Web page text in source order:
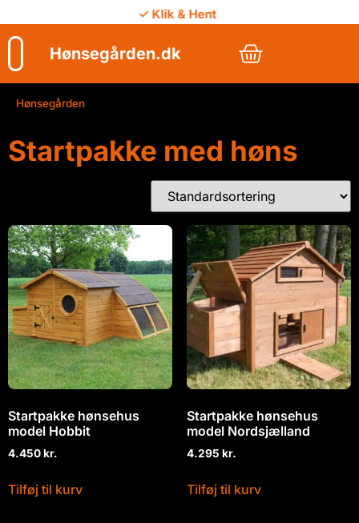
✓ Klik & Hent
Hønsegården.dk
Hønsegården
Startpakke med høns
Startpakke hønsehus
model Hobbit
4.450kr.
Tilføj til kurv
Startpakke hønsehus
model Nordsjælland
4.295 kr.
Tilføj til kurv